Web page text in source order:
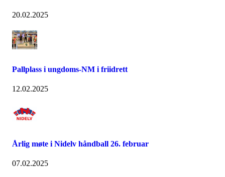
20.02.2025
Pallplass i ungdoms-NM i friidrett
12.02.2025
Årlig møte i Nidelv håndball 26. februar
07.02.2025